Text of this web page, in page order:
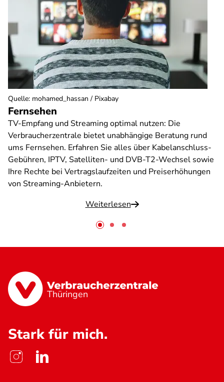
Fernsehen
TV-Empfang und Streaming optimal nutzen: Die
Verbraucherzentrale bietet unabhängige Beratung rund
ums Fernsehen. Erfahren Sie alles über Kabelanschluss-
Gebühren, IPTV, Satelliten- und DVB-T2-Wechsel sowie
Ihre Rechte bei Vertragslaufzeiten und Preiserhöhungen
von Streaming-Anbietern.
Weiterlesen
Quelle: mohamed_hassan / Pixabay
Thüringen
Stark für mich.